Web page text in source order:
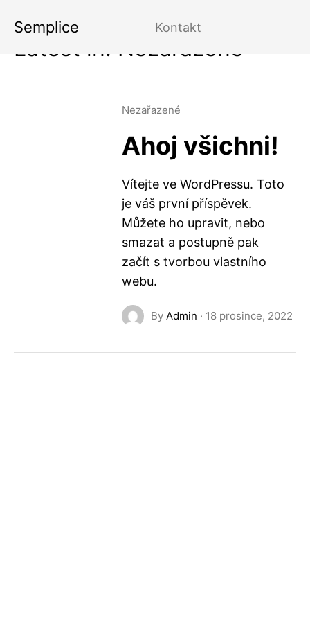
Semplice Kontakt
Latest in: Nezařazené
Nezařazené
Ahoj všichni!
Vítejte ve WordPressu. Toto
je váš první příspěvek.
Můžete ho upravit, nebo
smazat a postupně pak
začít s tvorbou vlastního
webu.
By Admin · 18 prosince, 2022